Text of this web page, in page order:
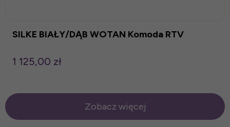
SILKE BIAŁY/DĄB WOTAN Komoda RTV
1 125,00 zł
Zobacz więcej